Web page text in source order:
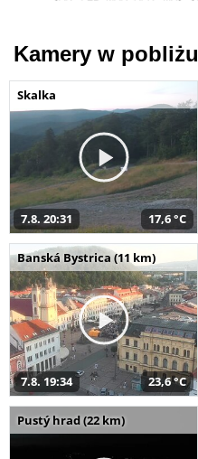
Kamery w pobliżu
Skalka
7.8. 20:31 17,6 °C
Banská Bystrica (11 km)
7.8. 19:34 23,6 °C
Pustý hrad (22 km)